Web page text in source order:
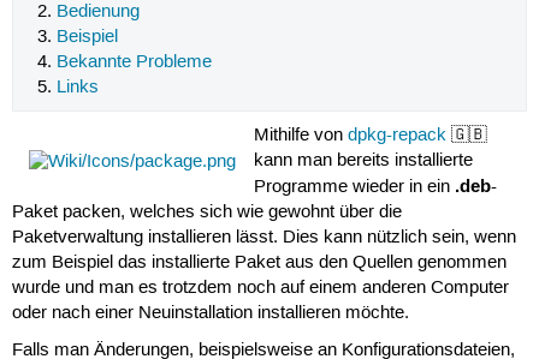
Bedienung
Beispiel
Bekannte Probleme
Links
Mithilfe vondpkg-repack 🇬🇧
kann man bereits installierte
Programme wieder in ein .deb-
Paket packen, welches sich wie gewohnt über die
Paketverwaltung installieren lässt. Dies kann nützlich sein, wenn
zum Beispiel das installierte Paket aus den Quellen genommen
wurde und man es trotzdem noch auf einem anderen Computer
oder nach einer Neuinstallation installieren möchte.
Falls man Änderungen, beispielsweise an Konfigurationsdateien,